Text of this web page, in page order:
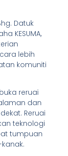
Datuk
KESUMA,
lebih
komuniti
reruai
dan
Reruai
teknologi
tumpuan